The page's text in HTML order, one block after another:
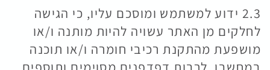
2.3 ידוע למשתמש ומוסכם עליו, כי הגישה
לחלקים מן האתר עשויה להיות מותנה ו/או
מושפעת מהתקנת רכיבי חומרה ו/או תוכנה